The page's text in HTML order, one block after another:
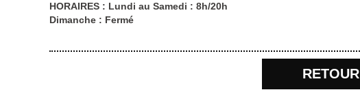
HORAIRES : Lundi au Samedi : 8h/20h
Dimanche : Fermé
RETOUR